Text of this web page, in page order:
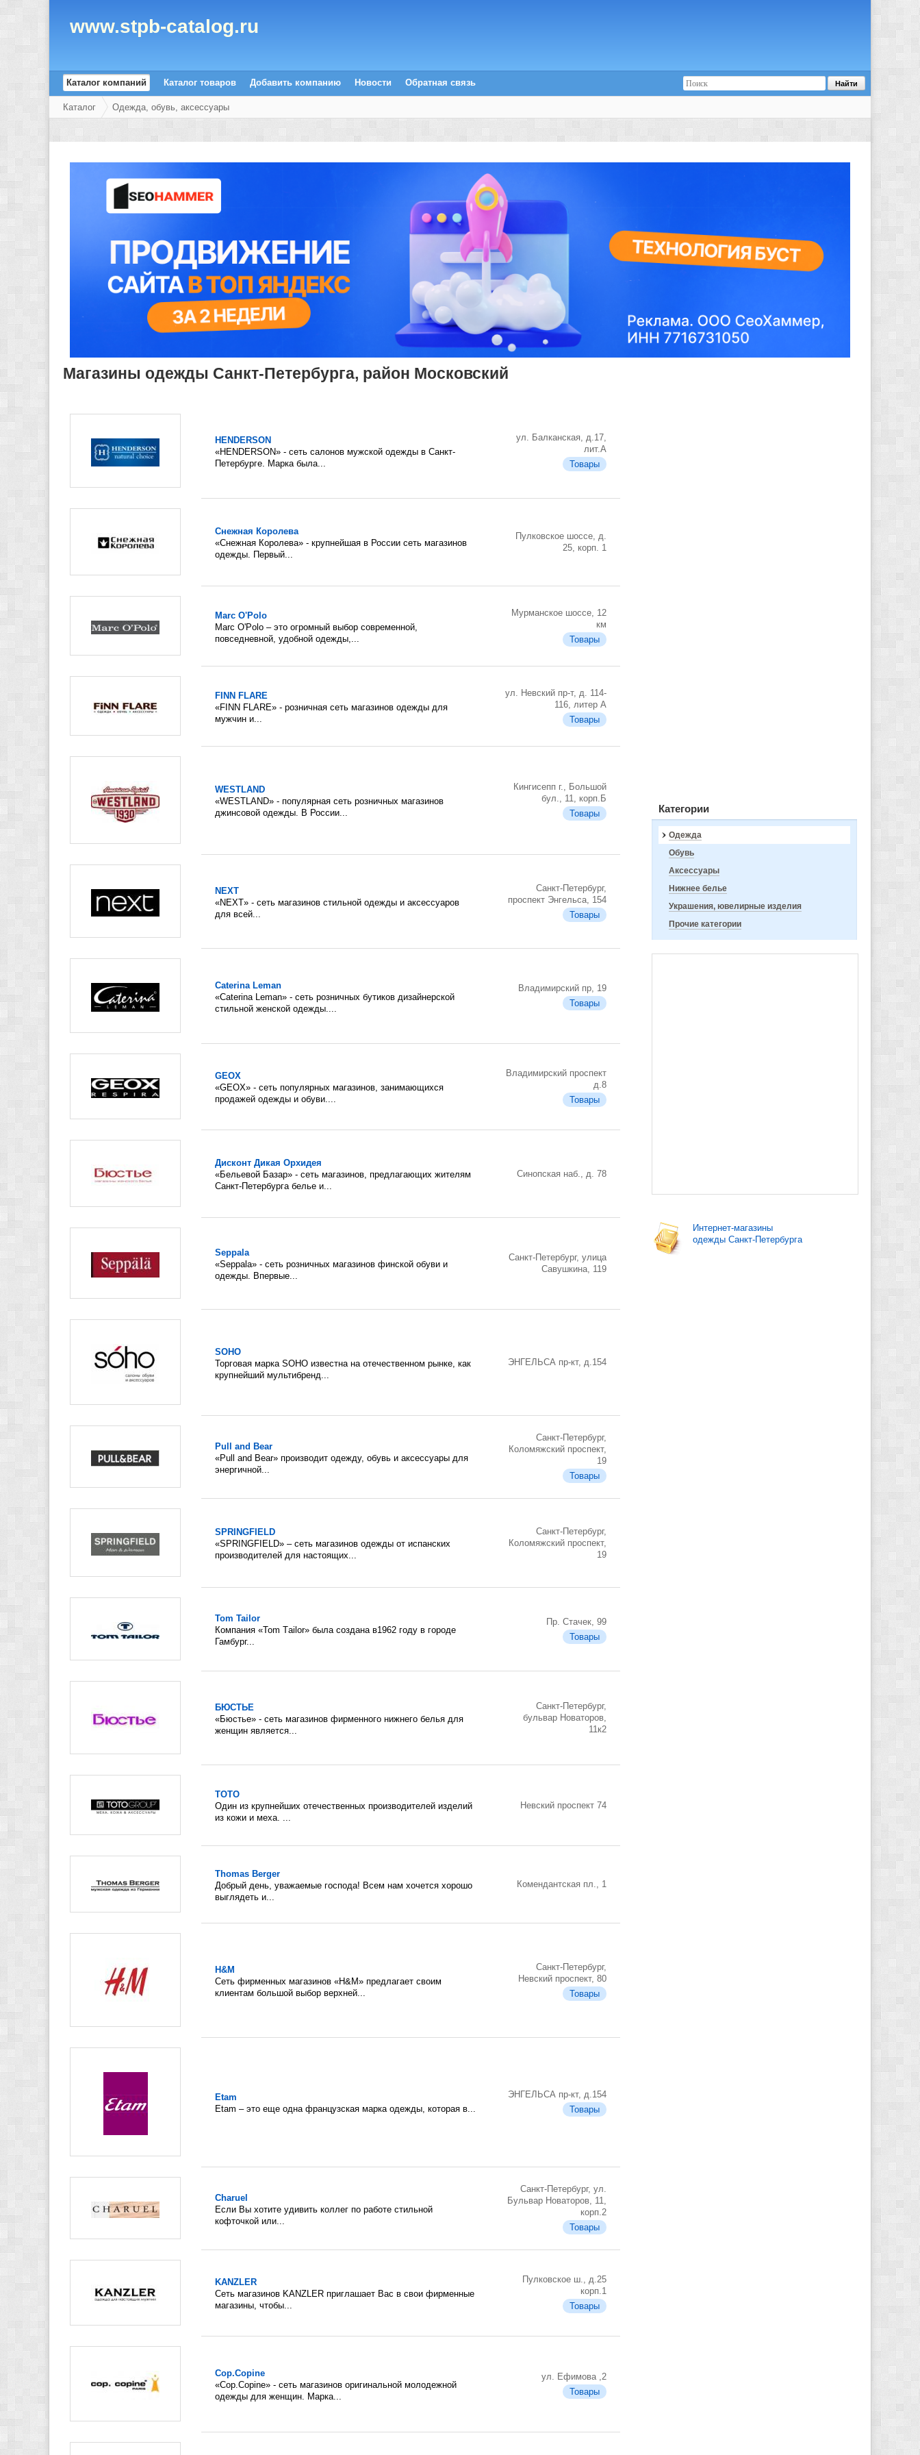
www.stpb-catalog.ru
Каталог компаний Каталог товаров Добавить компанию Новости Обратная связь
Каталог Одежда, обувь, аксессуары
Категории
Одежда
Обувь
Аксессуары
Нижнее белье
Украшения, ювелирные изделия
Прочие категории
Интернет-магазины
одежды Санкт-Петербурга
Магазины одежды Санкт-Петербурга, район Московский
HENDERSON
«HENDERSON» - сеть салонов мужской одежды в Санкт-
Петербурге. Марка была...
ул. Балканская, д.17,
лит.А
Товары
Снежная Королева
«Снежная Королева» - крупнейшая в России сеть магазинов
одежды. Первый...
Пулковское шоссе, д.
25, корп. 1
Marc O'Polo
Marc O'Polo – это огромный выбор современной,
повседневной, удобной одежды,...
Мурманское шоссе, 12
км
Товары
FINN FLARE
«FINN FLARE» - розничная сеть магазинов одежды для
мужчин и...
ул. Невский пр-т, д. 114-
116, литер А
Товары
WESTLAND
«WESTLAND» - популярная сеть розничных магазинов
джинсовой одежды. В России...
Кингисепп г., Большой
бул., 11, корп.Б
Товары
NEXT
«NEXT» - сеть магазинов стильной одежды и аксессуаров
для всей...
Санкт-Петербург,
проспект Энгельса, 154
Товары
Caterina Leman
«Caterina Leman» - сеть розничных бутиков дизайнерской
стильной женской одежды....
Владимирский пр, 19
Товары
GEOX
«GEOX» - сеть популярных магазинов, занимающихся
продажей одежды и обуви....
Владимирский проспект
д.8
Товары
Дисконт Дикая Орхидея
«Бельевой Базар» - сеть магазинов, предлагающих жителям
Санкт-Петербурга белье и...
Синопская наб., д. 78
Seppala
«Seppala» - сеть розничных магазинов финской обуви и
одежды. Впервые...
Санкт-Петербург, улица
Савушкина, 119
SOHO
Торговая марка SOHO известна на отечественном рынке, как
крупнейший мультибренд...
ЭНГЕЛЬСА пр-кт, д.154
Pull and Bear
«Pull and Bear» производит одежду, обувь и аксессуары для
энергичной...
Санкт-Петербург,
Коломяжский проспект,
19
Товары
SPRINGFIELD
«SPRINGFIELD» – сеть магазинов одежды от испанских
производителей для настоящих...
Санкт-Петербург,
Коломяжский проспект,
19
Tom Tailor
Компания «Tom Tаilor» была создана в1962 году в городе
Гамбург...
Пр. Стачек, 99
Товары
БЮСТЬЕ
«Бюстье» - сеть магазинов фирменного нижнего белья для
женщин является...
Санкт-Петербург,
бульвар Новаторов,
11к2
ТОТО
Один из крупнейших отечественных производителей изделий
из кожи и меха. ...
Невский проспект 74
Thomas Berger
Добрый день, уважаемые господа! Всем нам хочется хорошо
выглядеть и...
Комендантская пл., 1
H&M
Сеть фирменных магазинов «H&M» предлагает своим
клиентам большой выбор верхней...
Санкт-Петербург,
Невский проспект, 80
Товары
Etam
Etam – это еще одна французская марка одежды, которая в...
ЭНГЕЛЬСА пр-кт, д.154
Товары
Charuel
Если Вы хотите удивить коллег по работе стильной
кофточкой или...
Санкт-Петербург, ул.
Бульвар Новаторов, 11,
корп.2
Товары
KANZLER
Сеть магазинов KANZLER приглашает Вас в свои фирменные
магазины, чтобы...
Пулковское ш., д.25
корп.1
Товары
Cop.Copine
«Cop.Copine» - сеть магазинов оригинальной молодежной
одежды для женщин. Марка...
ул. Ефимова ,2
Товары